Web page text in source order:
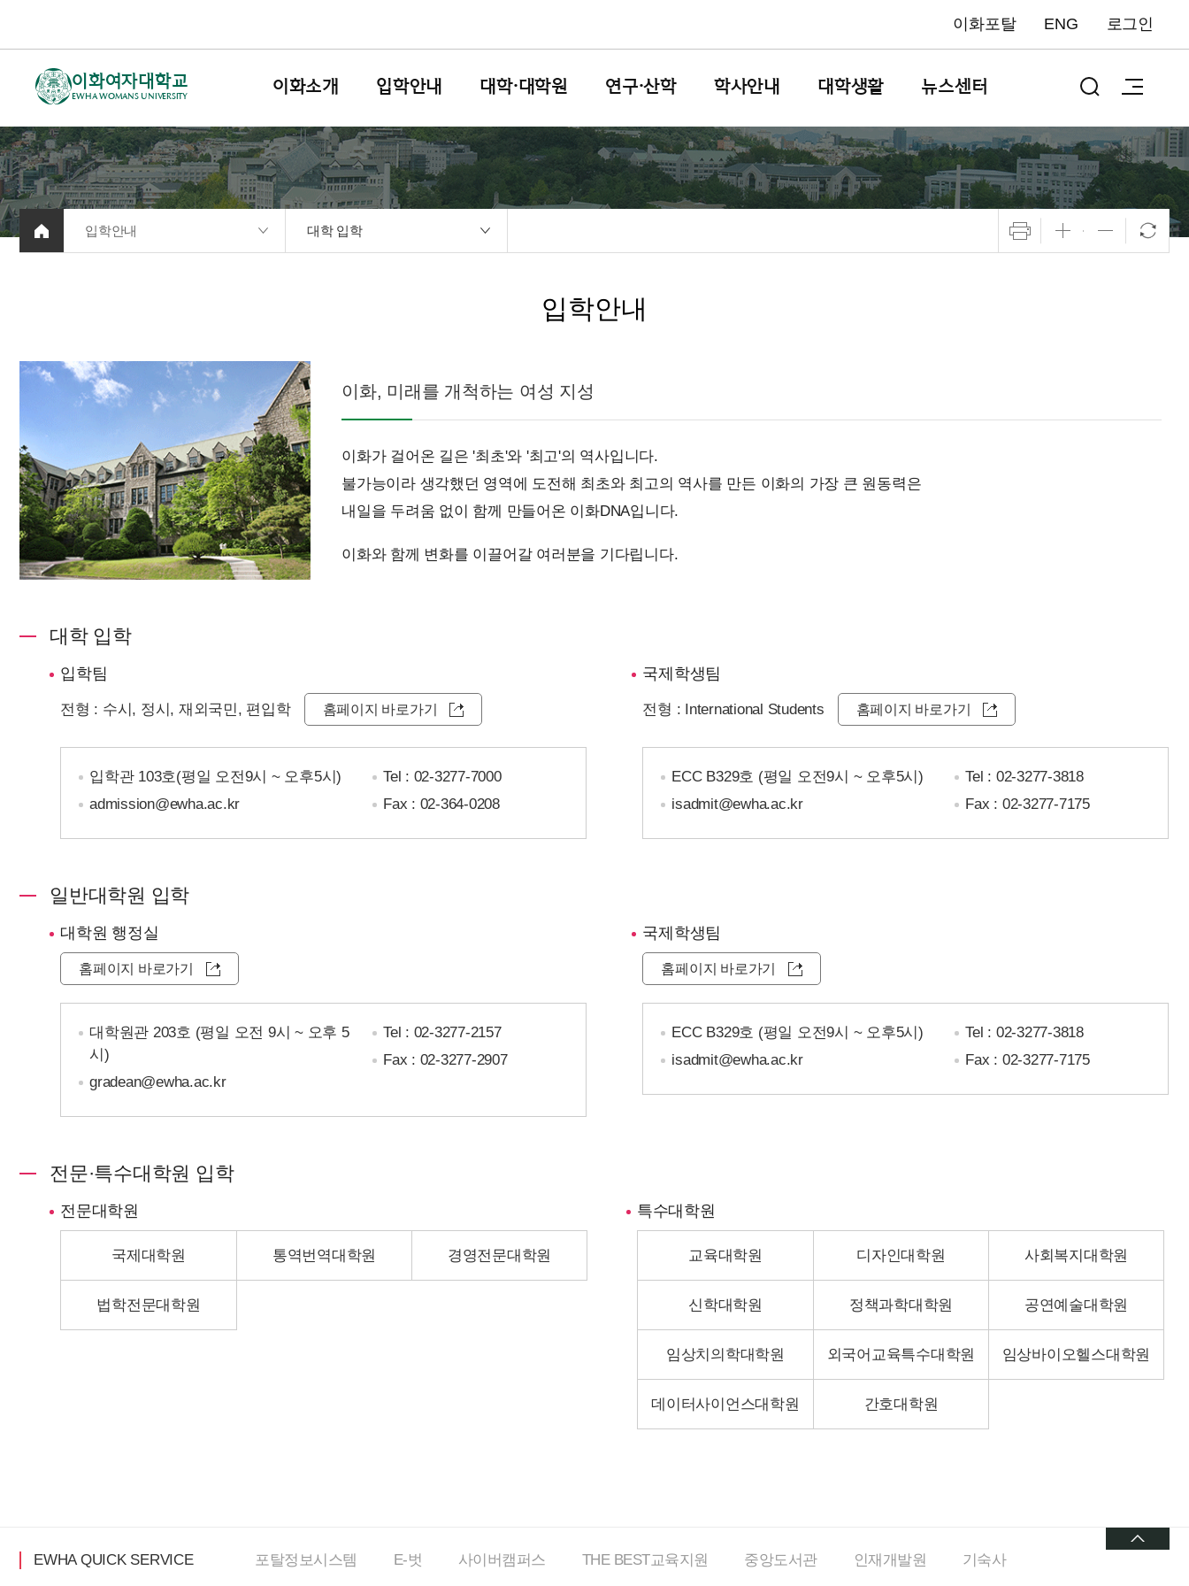
이화포탈 ENG 로그인
이화여자대학교
EWHA WOMANS UNIVERSITY
이화소개 입학안내 대학·대학원 연구·산학 학사안내 대학생활 뉴스센터
입학안내 대학 입학
입학안내
이화, 미래를 개척하는 여성 지성
이화가 걸어온 길은 '최초'와 '최고'의 역사입니다.
불가능이라 생각했던 영역에 도전해 최초와 최고의 역사를 만든 이화의 가장 큰 원동력은
내일을 두려움 없이 함께 만들어온 이화DNA입니다.
이화와 함께 변화를 이끌어갈 여러분을 기다립니다.
대학 입학
입학팀
전형 : 수시, 정시, 재외국민, 편입학 홈페이지 바로가기
입학관 103호(평일 오전9시 ~ 오후5시)
admission@ewha.ac.kr
Tel : 02-3277-7000
Fax : 02-364-0208
국제학생팀
전형 : International Students 홈페이지 바로가기
ECC B329호 (평일 오전9시 ~ 오후5시)
isadmit@ewha.ac.kr
Tel : 02-3277-3818
Fax : 02-3277-7175
일반대학원 입학
대학원 행정실
홈페이지 바로가기
대학원관 203호 (평일 오전 9시 ~ 오후 5
시)
gradean@ewha.ac.kr
Tel : 02-3277-2157
Fax : 02-3277-2907
국제학생팀
홈페이지 바로가기
ECC B329호 (평일 오전9시 ~ 오후5시)
isadmit@ewha.ac.kr
Tel : 02-3277-3818
Fax : 02-3277-7175
전문·특수대학원 입학
전문대학원
국제대학원 통역번역대학원 경영전문대학원
법학전문대학원
특수대학원
교육대학원 디자인대학원 사회복지대학원
신학대학원 정책과학대학원 공연예술대학원
임상치의학대학원 외국어교육특수대학원 임상바이오헬스대학원
데이터사이언스대학원 간호대학원
EWHA QUICK SERVICE 포탈정보시스템 E-벗 사이버캠퍼스 THE BEST교육지원 중앙도서관 인재개발원 기숙사